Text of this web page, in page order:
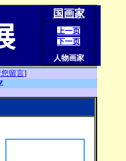
国画家
上一页
下一页
人物画家
留言]